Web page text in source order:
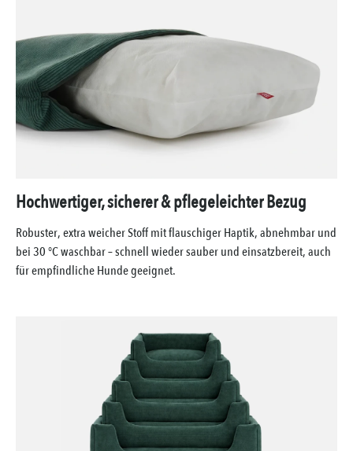
Hochwertiger, sicherer & pflegeleichter Bezug
Robuster, extra weicher Stoff mit flauschiger Haptik, abnehmbar und
bei 30 °C waschbar – schnell wieder sauber und einsatzbereit, auch
für empfindliche Hunde geeignet.